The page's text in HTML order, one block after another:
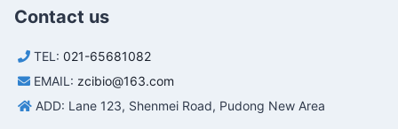
Contact us
TEL: 021-65681082
EMAIL: zcibio@163.com
ADD: Lane 123, Shenmei Road, Pudong New Area